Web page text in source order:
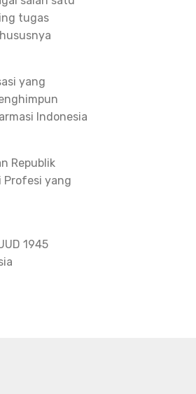
tugas
yang
Indonesia
Republik
Profesi yang
1945